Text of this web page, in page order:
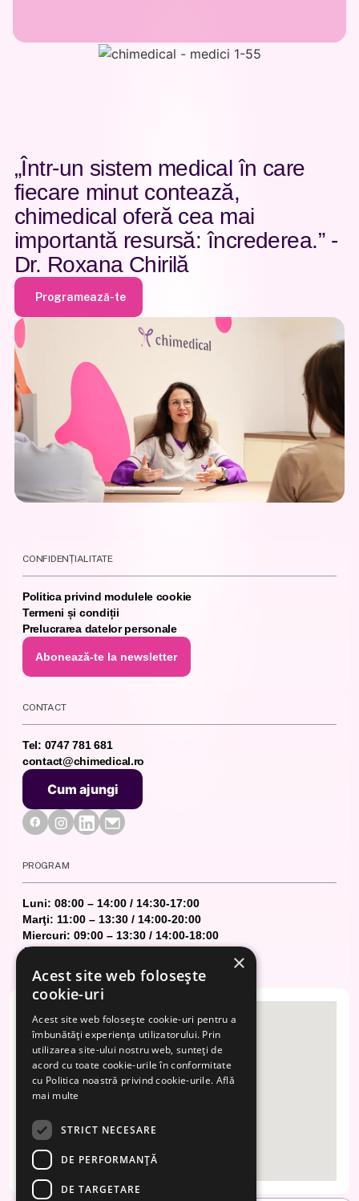
„Într-un sistem medical în care
fiecare minut contează,
chimedical oferă cea mai
importantă resursă: încrederea.” -
Dr. Roxana Chirilă
Programează-te
Programează-te
CONFIDENȚIALITATE
Politica privind modulele cookie
Termeni și condiții
Prelucrarea datelor personale
Abonează-te la newsletter
Abonează-te la newsletter
CONTACT
Tel: 0747 781 681
contact@chimedical.ro
Cum ajungi
Cum ajungi
PROGRAM
Luni: 08:00 – 14:00 / 14:30-17:00
Marţi: 11:00 – 13:30 / 14:00-20:00
Miercuri: 09:00 – 13:30 / 14:00-18:00
Joi: 09:00 – 14:00 / 14:30-18:00
Vineri: 08:00 – 14:00 / 14:30-17:00
×
Acest site web folosește
cookie-uri
Acest site web folosește cookie-uri pentru a
îmbunătăți experiența utilizatorului. Prin
utilizarea site-ului nostru web, sunteți de
acord cu toate cookie-urile în conformitate
cu Politica noastră privind cookie-urile. Află
mai multe
STRICT NECESARE
DE PERFORMANȚĂ
DE TARGETARE